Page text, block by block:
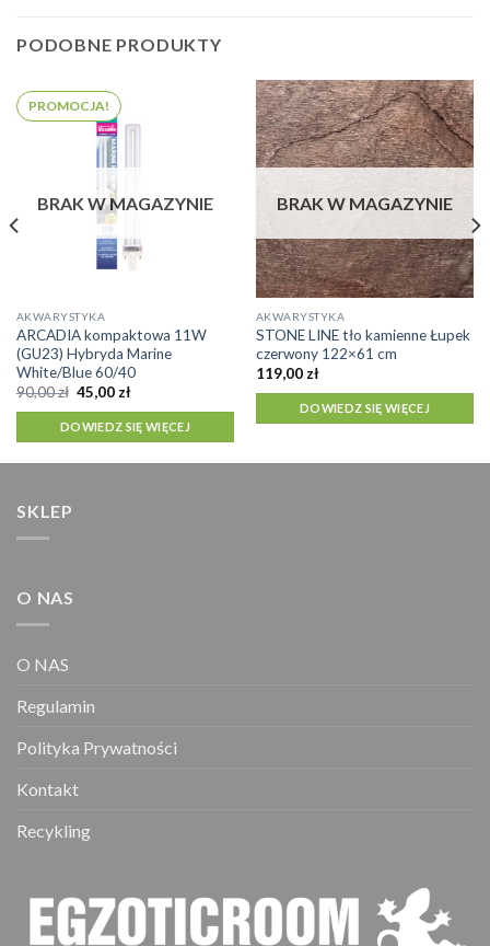
PODOBNE PRODUKTY
PROMOCJA!
BRAK W MAGAZYNIE
AKWARYSTYKA
ARCADIA kompaktowa 11W
(GU23) Hybryda Marine
White/Blue 60/40
90,00zł Pierwotna
cena
wynosiła:
90,00 zł.
45,00 złAktualna
wynosi:
45,00 zł.
DOWIEDZ SIĘ WIĘCEJ
BRAK W MAGAZYNIE
AKWARYSTYKA
STONE LINE tło kamienne Łupek
czerwony 122×61 cm
119,00 zł
DOWIEDZ SIĘ WIĘCEJ
SKLEP
O NAS
O NAS
Regulamin
Polityka Prywatności
Kontakt
Recykling